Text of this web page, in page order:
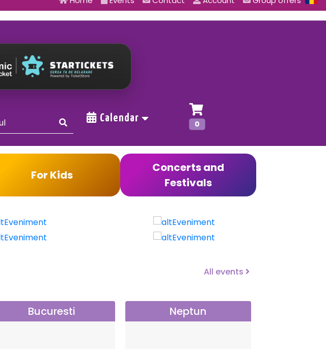
Calendar
0
For Kids
Concerts and
Festivals
All events
Bucuresti Neptun